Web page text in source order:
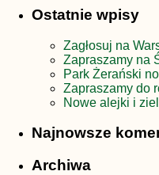
Ostatnie wpisy
Zagłosuj na
Zapraszamy na
Park Żerański
Zapraszamy do
Nowe alejki i
Najnowsze
Archiwa